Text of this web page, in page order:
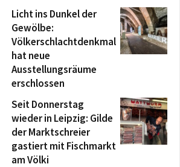
Licht ins Dunkel der
Gewölbe:
Völkerschlachtdenkmal
hat neue
Ausstellungsräume
erschlossen
Seit Donnerstag
wieder in Leipzig: Gilde
der Marktschreier
gastiert mit Fischmarkt
am Völki